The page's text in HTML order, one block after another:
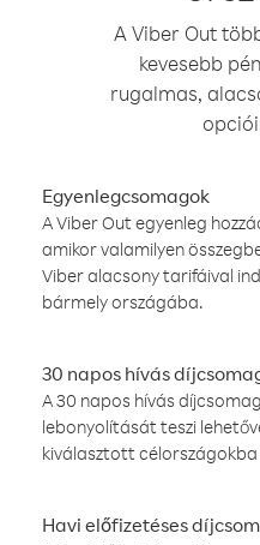
A Viber Out
kevesebb
rugalmas,
Egyenlegcsomagok
A Viber Out egyenleg
amikor valamilyen
Viber alacsony tarifáival
bármely országába.
30 napos hívás
A 30 napos hívás
lebonyolítását teszi
kiválasztott
Havi előfizetéses